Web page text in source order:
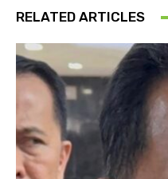
RELATED ARTICLES